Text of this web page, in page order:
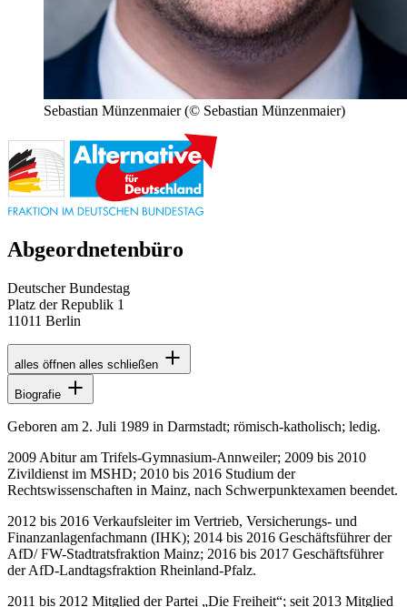
Sebastian Münzenmaier (© Sebastian Münzenmaier)
Abgeordnetenbüro
Deutscher Bundestag
Platz der Republik 1
11011 Berlin
alles öffnen alles schließen
Biografie
Geboren am 2. Juli 1989 in Darmstadt; römisch-katholisch; ledig.
2009 Abitur am Trifels-Gymnasium-Annweiler; 2009 bis 2010
Zivildienst im MSHD; 2010 bis 2016 Studium der
Rechtswissenschaften in Mainz, nach Schwerpunktexamen beendet.
2012 bis 2016 Verkaufsleiter im Vertrieb, Versicherungs- und
Finanzanlagenfachmann (IHK); 2014 bis 2016 Geschäftsführer der
AfD/ FW-Stadtratsfraktion Mainz; 2016 bis 2017 Geschäftsführer
der AfD-Landtagsfraktion Rheinland-Pfalz.
2011 bis 2012 Mitglied der Partei „Die Freiheit“; seit 2013 Mitglied